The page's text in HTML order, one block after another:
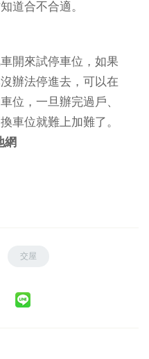
道合不合適。
開來試停車位，如果
辦法停進去，可以在
位，一旦辦完過戶、
車位就難上加難了。
網
交屋